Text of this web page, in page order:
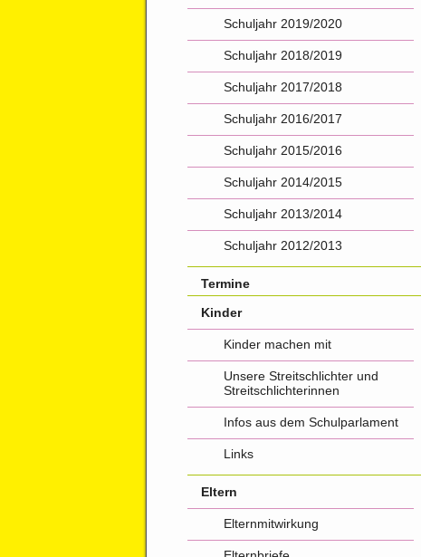
Schuljahr 2019/2020
Schuljahr 2018/2019
Schuljahr 2017/2018
Schuljahr 2016/2017
Schuljahr 2015/2016
Schuljahr 2014/2015
Schuljahr 2013/2014
Schuljahr 2012/2013
Termine
Kinder
Kinder machen mit
Unsere Streitschlichter und
Streitschlichterinnen
Infos aus dem Schulparlament
Links
Eltern
Elternmitwirkung